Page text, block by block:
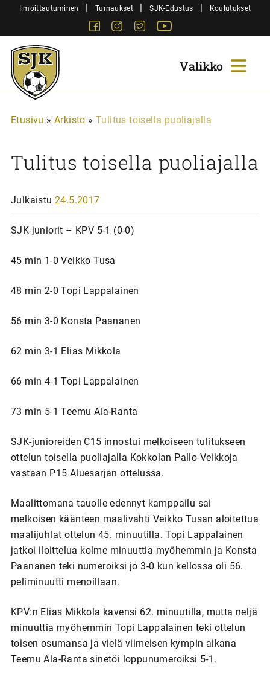
SiirryIlmoittautuminen | Turnaukset | SJK-Edustus | Koulutukset
FacebookInstagram
Twitter
Sjk-
Juniorit
Etusivu » Arkisto » Tulitus toisella puoliajalla
Tulitus toisella puoliajalla
Julkaistu 24.5.2017
SJK-juniorit – KPV 5-1 (0-0)
45 min 1-0 Veikko Tusa
48 min 2-0 Topi Lappalainen
56 min 3-0 Konsta Paananen
62 min 3-1 Elias Mikkola
66 min 4-1 Topi Lappalainen
73 min 5-1 Teemu Ala-Ranta
SJK-junioreiden C15 innostui melkoiseen tulitukseen
ottelun toisella puoliajalla Kokkolan Pallo-Veikkoja
vastaan P15 Aluesarjan ottelussa.
Maalittomana tauolle edennyt kamppailu sai
melkoisen käänteen maalivahti Veikko Tusan aloitettua
maalijuhlat ottelun 45. minuutilla. Topi Lappalainen
jatkoi iloittelua kolme minuuttia myöhemmin ja Konsta
Paananen teki numeroiksi jo 3-0 kun kellossa oli 56.
peliminuutti menoillaan.
KPV:n Elias Mikkola kavensi 62. minuutilla, mutta neljä
minuuttia myöhemmin Topi Lappalainen teki ottelun
toisen osumansa ja vielä viimeisen kympin aikana
Teemu Ala-Ranta sinetöi loppunumeroiksi 5-1.